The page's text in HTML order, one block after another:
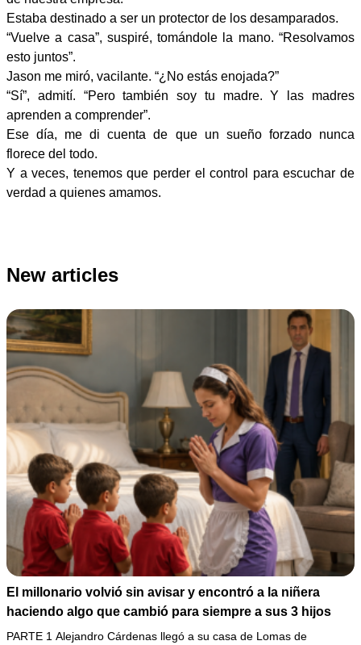
Estaba destinado a ser un protector de los desamparados.
“Vuelve a casa”, suspiré, tomándole la mano. “Resolvamos
esto juntos”.
Jason me miró, vacilante. “¿No estás enojada?”
“Sí”, admití. “Pero también soy tu madre. Y las madres
aprenden a comprender”.
Ese día, me di cuenta de que un sueño forzado nunca
florece del todo.
Y a veces, tenemos que perder el control para escuchar de
verdad a quienes amamos.
New articles
El millonario volvió sin avisar y encontró a la niñera
haciendo algo que cambió para siempre a sus 3 hijos
PARTE 1 Alejandro Cárdenas llegó a su casa de Lomas de